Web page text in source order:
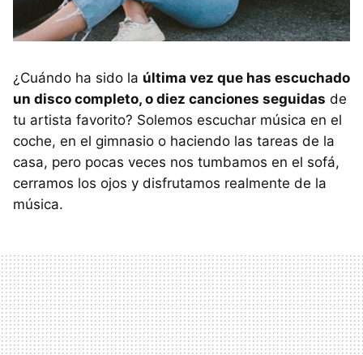
¿Cuándo ha sido la última vez que has escuchado
un disco completo, o diez canciones seguidas de
tu artista favorito? Solemos escuchar música en el
coche, en el gimnasio o haciendo las tareas de la
casa, pero pocas veces nos tumbamos en el sofá,
cerramos los ojos y disfrutamos realmente de la
música.